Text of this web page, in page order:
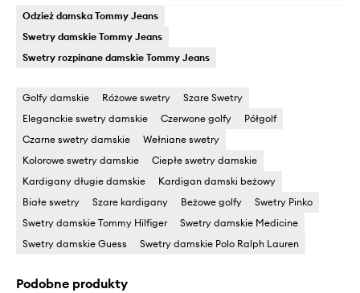
Odzież damska Tommy Jeans
Swetry damskie Tommy Jeans
Swetry rozpinane damskie Tommy Jeans
Golfy damskie Różowe swetry
Szare Swetry
Eleganckie swetry damskie
Czerwone golfy
Półgolf
Czarne swetry damskie
Wełniane swetry
Kolorowe swetry damskie
Ciepłe swetry damskie
Kardigany długie damskie
Kardigan damski beżowy
Białe swetry
Szare kardigany Beżowe golfy
Swetry Pinko
Swetry damskie Tommy Hilfiger
Swetry damskie Medicine
Swetry damskie Guess
Swetry damskie Polo Ralph Lauren
Podobne produkty